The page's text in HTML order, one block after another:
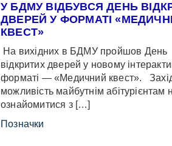
У БДМУ ВІДБУВСЯ ДЕНЬ
ДВЕРЕЙ У ФОРМАТІ
КВЕСТ»
На вихідних в БДМУ пройшов День
відкритих дверей у новому
форматі — «Медичний квест».
можливість майбутнім абітурієнтам
ознайомитися з […]
Позначки